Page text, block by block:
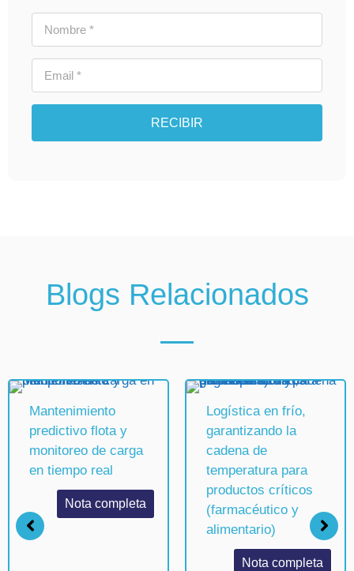
RECIBIR
Blogs Relacionados
Mantenimiento
predictivo flota y
monitoreo de carga
en tiempo real
Nota completa
Logística en frío,
garantizando la
cadena de
temperatura para
productos críticos
(farmacéutico y
alimentario)
Nota completa